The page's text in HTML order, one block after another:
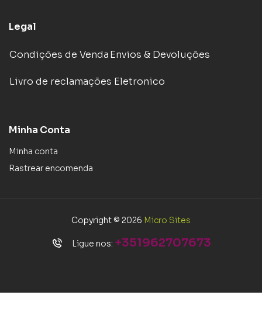
Legal
Condições de VendaEnvios & Devoluções
Livro de reclamações Eletronico
Minha Conta
Minha conta
Rastrear encomenda
Copyright © 2026 Micro Sites
Ligue nos: +351962707673